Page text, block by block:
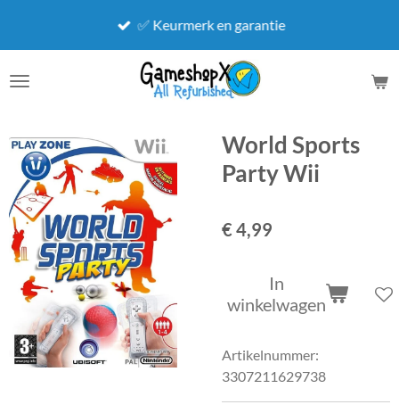
de
✅ Keurmerk en garantie
World Sports
Party Wii
€ 4,99
In
winkelwagen
Artikelnummer:
3307211629738